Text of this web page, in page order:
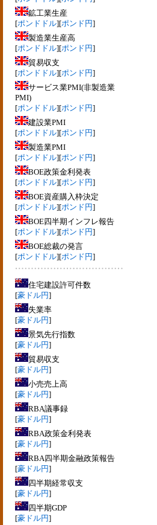
鉱工業生産
[ポンドドル][ポンド円]
製造業生産高
[ポンドドル][ポンド円]
貿易収支
[ポンドドル][ポンド円]
サービス業PMI(非製造業
PMI)
[ポンドドル][ポンド円]
建設業PMI
[ポンドドル][ポンド円]
製造業PMI
[ポンドドル][ポンド円]
BOE政策金利発表
[ポンドドル][ポンド円]
BOE資産購入枠決定
[ポンドドル][ポンド円]
BOE四半期インフレ報告
[ポンドドル][ポンド円]
BOE総裁の発言
[ポンドドル][ポンド円]
住宅建設許可件数
[豪ドル円]
失業率
[豪ドル円]
景気先行指数
[豪ドル円]
貿易収支
[豪ドル円]
小売売上高
[豪ドル円]
RBA議事録
[豪ドル円]
RBA政策金利発表
[豪ドル円]
RBA四半期金融政策報告
[豪ドル円]
四半期経常収支
[豪ドル円]
四半期GDP
[豪ドル円]